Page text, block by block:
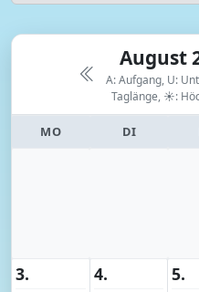
August
A: Aufgang, U:
Taglänge, ☀:
MO DI
3. 4. 5.